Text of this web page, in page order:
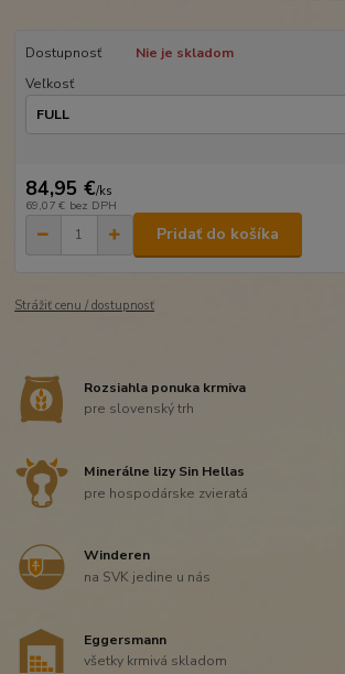
Dostupnosť
Nie je skladom
Veľkosť
84,95 €/ks
69,07 € bez DPH
Pridať do košíka
Strážiť cenu / dostupnosť
Rozsiahla ponuka krmiva
pre slovenský trh
Minerálne lizy Sin Hellas
pre hospodárske zvieratá
Winderen
na SVK jedine u nás
Eggersmann
všetky krmivá skladom